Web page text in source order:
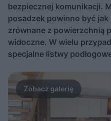
bezpiecznej komunikacji.
posadzek powinno być jak
zrównane z powierzchnią
widoczne. W wielu
specjalne listwy